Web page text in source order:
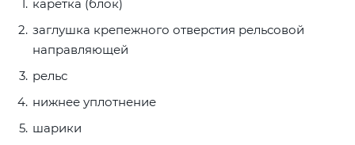
каретка (блок)
заглушка крепежного отверстия рельсовой
направляющей
рельс
нижнее уплотнение
шарики